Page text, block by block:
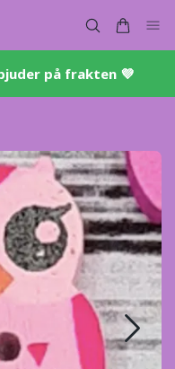
på frakten 💜​